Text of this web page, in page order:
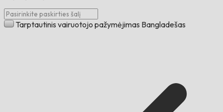
Tarptautinis vairuotojo pažymėjimas Bangladešas